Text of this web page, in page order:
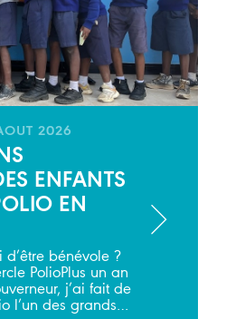
2026
ENFANTS
EN
d’être bénévole ?
PolioPlus un an
j’ai fait de
l’un des grands…